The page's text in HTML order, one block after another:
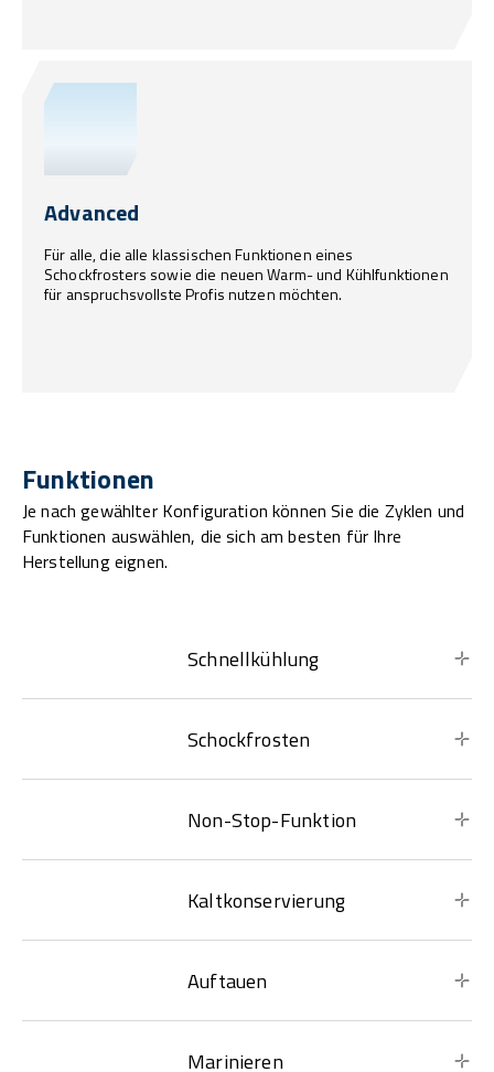
Advanced
Für alle, die alle klassischen Funktionen eines
Schockfrosters sowie die neuen Warm- und Kühlfunktionen
für anspruchsvollste Profis nutzen möchten.
Funktionen
Je nach gewählter Konfiguration können Sie die Zyklen und
Funktionen auswählen, die sich am besten für Ihre
Herstellung eignen.
Schnellkühlung
Schockfrosten
Non-Stop-Funktion
Kaltkonservierung
Auftauen
Marinieren